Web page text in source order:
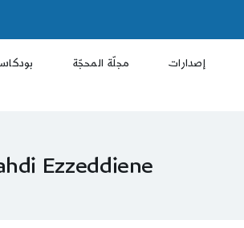
إصدارات مجلّة المحجّة
Ezzeddiene